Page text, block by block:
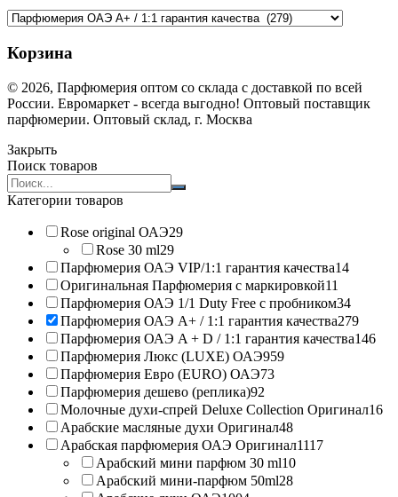
Корзина
© 2026, Парфюмерия оптом со склада с доставкой по всей
России. Евромаркет - всегда выгодно! Оптовый поставщик
парфюмерии. Оптовый склад, г. Москва
Закрыть
Поиск товаров
Search
products:
Категории товаров
Rose original ОАЭ29
Rose 30 ml29
Парфюмерия ОАЭ VIP/1:1 гарантия качества14
Оригинальная Парфюмерия с маркировкой11
Парфюмерия ОАЭ 1/1 Duty Free с пробником34
Парфюмерия ОАЭ A+ / 1:1 гарантия качества279
Парфюмерия ОАЭ A + D / 1:1 гарантия качества146
Парфюмерия Люкс (LUXE) ОАЭ959
Парфюмерия Евро (EURO) ОАЭ73
Парфюмерия дешево (реплика)92
Молочные духи-спрей Deluxe Collection Оригинал16
Арабские масляные духи Оригинал48
Арабская парфюмерия ОАЭ Оригинал1117
Арабский мини парфюм 30 ml10
Арабский мини-парфюм 50ml28